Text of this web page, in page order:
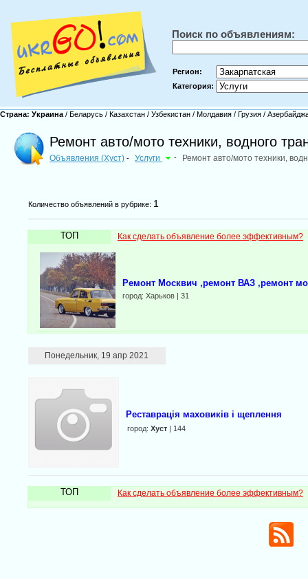
Поиск по объявлениям:
Регион:
Категория:
Страна: Украина / Беларусь / Казахстан / Узбекистан / Молдавия / Грузия /
Ремонт авто/мото техники, водного
Объявления (Хуст) - Услуги - Ремонт авто/мото техники,
Количество объявлений в рубрике: 1
ТОП Как сделать объявление более эффективным?
Ремонт Москвич ,ремонт ВАЗ ,ремонт
город: Харьков | 31
Понедельник, 19 апр 2021
Реставрація маховиків і щеплення
город: Хуст| 144
ТОП Как сделать объявление более эффективным?